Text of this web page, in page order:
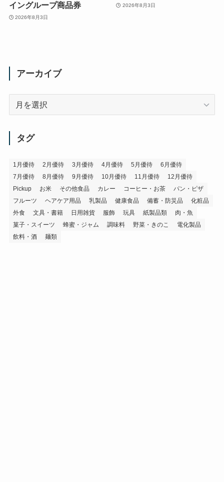
イングループ商品券
2026年8月3日
2026年8月3日
アーカイブ
タグ
1月優待 2月優待 3月優待 4月優待 5月優待
6月優待
7月優待
8月優待 9月優待 10月優待 11月優待
12月優待
Pickup
お米 その他食品 カレー コーヒー・お茶
パン・ピザ
フルーツ
ヘアケア用品 乳製品 健康食品 備蓄・防災品
化粧品
外食
文具・書籍 日用雑貨 服飾 玩具 紙製品類
肉・魚
菓子・スイーツ
蜂蜜・ジャム 調味料 野菜・きのこ
電化製品
飲料・酒
麺類